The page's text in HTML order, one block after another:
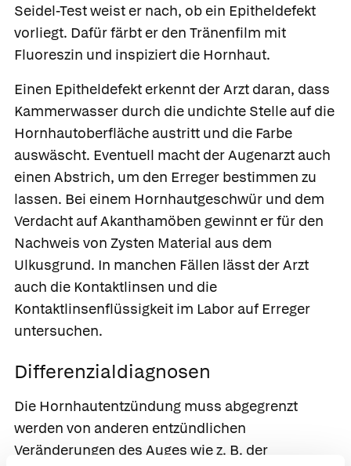
Seidel-Test weist er nach, ob ein Epitheldefekt
vorliegt. Dafür färbt er den Tränenfilm mit
Fluoreszin und inspiziert die Hornhaut.
Einen Epitheldefekt erkennt der Arzt daran, dass
Kammerwasser durch die undichte Stelle auf die
Hornhautoberfläche austritt und die Farbe
auswäscht. Eventuell macht der Augenarzt auch
einen Abstrich, um den Erreger bestimmen zu
lassen. Bei einem Hornhautgeschwür und dem
Verdacht auf Akanthamöben gewinnt er für den
Nachweis von Zysten Material aus dem
Ulkusgrund. In manchen Fällen lässt der Arzt
auch die Kontaktlinsen und die
Kontaktlinsenflüssigkeit im Labor auf Erreger
untersuchen.
Differenzialdiagnosen
Die Hornhautentzündung muss abgegrenzt
werden von anderen entzündlichen
Veränderungen des Auges wie z. B. der